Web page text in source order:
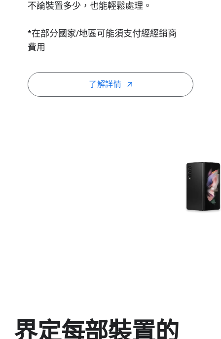
不論​裝置​多少，​也​能​輕鬆​處理。
*​在​部​分​國家​/​地區​可能​須​支付​經經​銷商​
費用
了​解詳情
界​定​每​部​裝置​的​